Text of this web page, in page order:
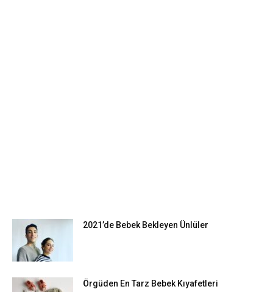
2021’de Bebek Bekleyen Ünlüler
Örgüden En Tarz Bebek Kıyafetleri